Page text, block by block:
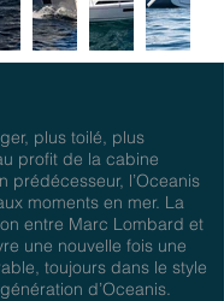
plus toilé, plus
profit de la cabine
prédécesseur, l’Oceanis
moments en mer. La
entre Marc Lombard et
une nouvelle fois une
toujours dans le style
d’Oceanis.